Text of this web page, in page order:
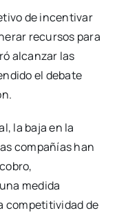
de incentivar
recursos para
alcanzar las
el debate
la baja en la
compañías han
medida
competitividad de